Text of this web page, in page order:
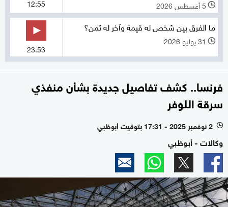
l 5 أغسطس 2026 12:55
ما الفرق بين شخص له قيمة وآخر له ثمن؟
l 31 يوليو 2026
23:53
فرنسا.. كشف تفاصيل جديدة بشأن منفذي
سرقة اللوفر
l 2 نوفمبر 2025 - 17:31 بتوقيت أبوظبي
وكالات - أبوظبي